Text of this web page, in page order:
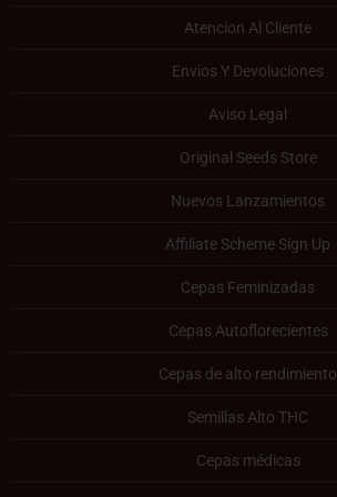
Atencion Al Cliente
Envios Y Devoluciones
Aviso Legal
Original Seeds Store
Nuevos Lanzamientos
Affiliate Scheme Sign Up
Cepas Feminizadas
Cepas Autoflorecientes
Cepas de alto rendimiento
Semillas Alto THC
Cepas médicas